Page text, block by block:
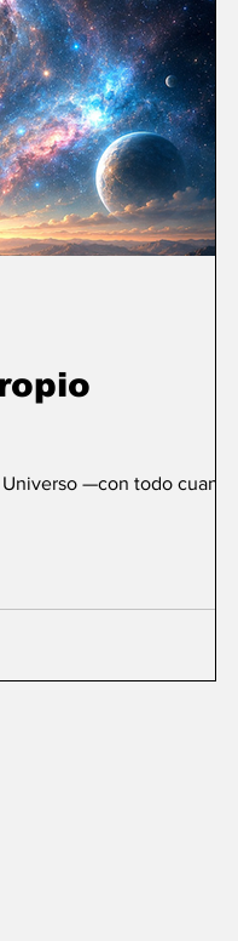
—con todo cuanto